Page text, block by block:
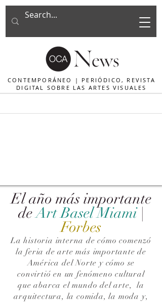
CONTEMPORÁNEO | PERIÓDICO, REVISTA
DIGITAL SOBRE LAS ARTES VISUALES
El año más importante
de Art Basel Miami |
Forbes
La historia interna de cómo comenzó
la feria de arte más importante de
América del Norte y cómo se
convirtió en un fenómeno cultural
que abarca el mundo del arte,la
arquitectura, la comida, la moda y,